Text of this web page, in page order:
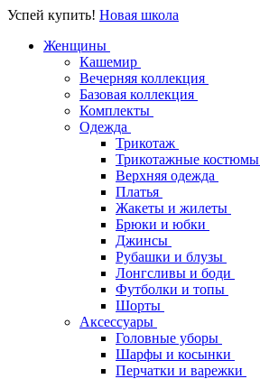
Успей купить! Новая школа
Женщины
Кашемир
Вечерняя коллекция
Базовая коллекция
Комплекты
Одежда
Трикотаж
Трикотажные костюмы
Верхняя одежда
Платья
Жакеты и жилеты
Брюки и юбки
Джинсы
Рубашки и блузы
Лонгсливы и боди
Футболки и топы
Шорты
Аксессуары
Головные уборы
Шарфы и косынки
Перчатки и варежки